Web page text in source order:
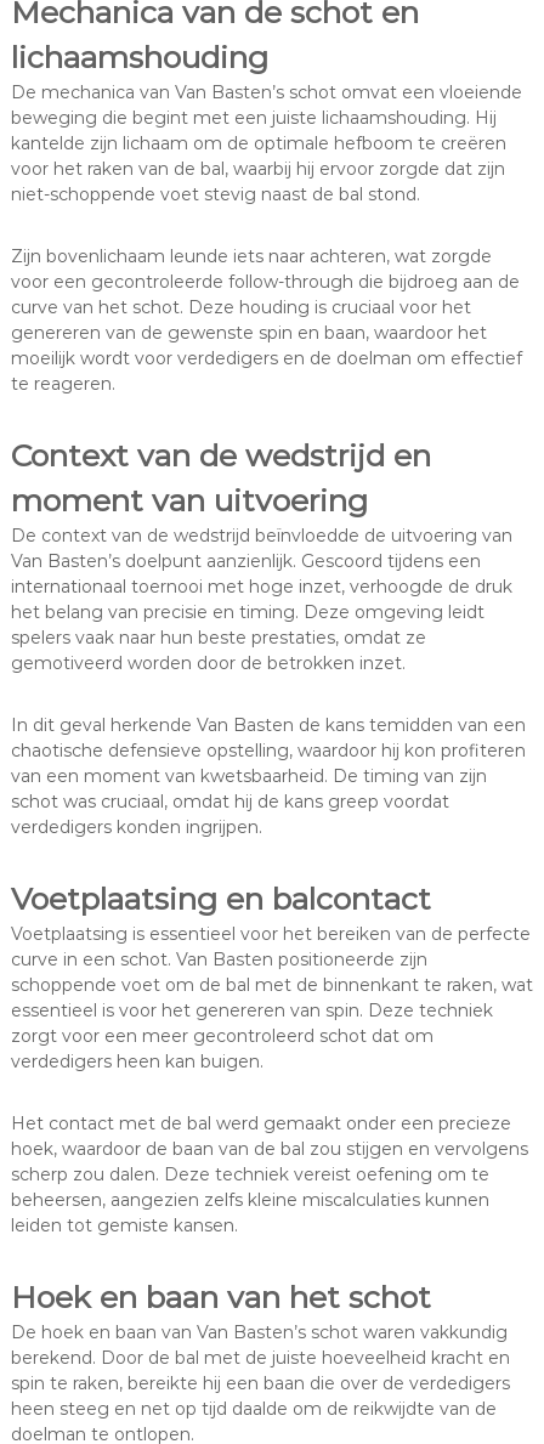
Mechanica van de schot en
lichaamshouding
De mechanica van Van Basten’s schot omvat een vloeiende
beweging die begint met een juiste lichaamshouding. Hij
kantelde zijn lichaam om de optimale hefboom te creëren
voor het raken van de bal, waarbij hij ervoor zorgde dat zijn
niet-schoppende voet stevig naast de bal stond.
Zijn bovenlichaam leunde iets naar achteren, wat zorgde
voor een gecontroleerde follow-through die bijdroeg aan de
curve van het schot. Deze houding is cruciaal voor het
genereren van de gewenste spin en baan, waardoor het
moeilijk wordt voor verdedigers en de doelman om effectief
te reageren.
Context van de wedstrijd en
moment van uitvoering
De context van de wedstrijd beïnvloedde de uitvoering van
Van Basten’s doelpunt aanzienlijk. Gescoord tijdens een
internationaal toernooi met hoge inzet, verhoogde de druk
het belang van precisie en timing. Deze omgeving leidt
spelers vaak naar hun beste prestaties, omdat ze
gemotiveerd worden door de betrokken inzet.
In dit geval herkende Van Basten de kans temidden van een
chaotische defensieve opstelling, waardoor hij kon profiteren
van een moment van kwetsbaarheid. De timing van zijn
schot was cruciaal, omdat hij de kans greep voordat
verdedigers konden ingrijpen.
Voetplaatsing en balcontact
Voetplaatsing is essentieel voor het bereiken van de perfecte
curve in een schot. Van Basten positioneerde zijn
schoppende voet om de bal met de binnenkant te raken, wat
essentieel is voor het genereren van spin. Deze techniek
zorgt voor een meer gecontroleerd schot dat om
verdedigers heen kan buigen.
Het contact met de bal werd gemaakt onder een precieze
hoek, waardoor de baan van de bal zou stijgen en vervolgens
scherp zou dalen. Deze techniek vereist oefening om te
beheersen, aangezien zelfs kleine miscalculaties kunnen
leiden tot gemiste kansen.
Hoek en baan van het schot
De hoek en baan van Van Basten’s schot waren vakkundig
berekend. Door de bal met de juiste hoeveelheid kracht en
spin te raken, bereikte hij een baan die over de verdedigers
heen steeg en net op tijd daalde om de reikwijdte van de
doelman te ontlopen.